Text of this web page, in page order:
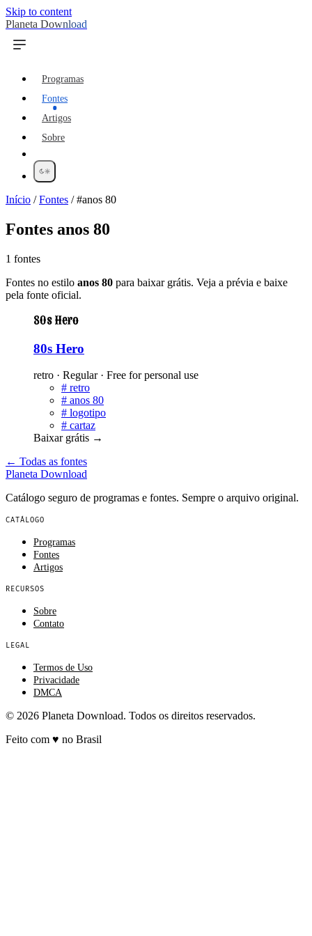
Skip to content
Planeta Download
Programas
Fontes
Artigos
Sobre
Início /Fontes /#anos 80
Fontes anos 80
1 fontes
Fontes no estilo anos 80 para baixar grátis. Veja a prévia e baixe
pela fonte oficial.
80s Hero
80s Hero
retro · Regular · Free for personal use
# retro
# anos 80
# logotipo
# cartaz
Baixar grátis →
← Todas as fontes
Planeta Download
Catálogo seguro de programas e fontes. Sempre o arquivo original.
CATÁLOGO
Programas
Fontes
Artigos
RECURSOS
Sobre
Contato
LEGAL
Termos de Uso
Privacidade
DMCA
© 2026 Planeta Download. Todos os direitos reservados.
Feito com ♥ no Brasil